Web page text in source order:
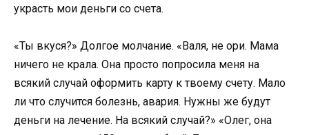
украсть мои деньги со счета.
«Ты вкуся?» Долгое молчание. «Валя, не ори. Мама
ничего не крала. Она просто попросила меня на
всякий случай оформить карту к твоему счету. Мало
ли что случится болезнь, авария. Нужны же будут
деньги на лечение. На всякий случай?» «Олег, она